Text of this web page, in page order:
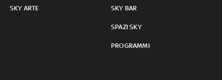
SKY ARTE SKY BAR
SPAZI SKY
PROGRAMMI